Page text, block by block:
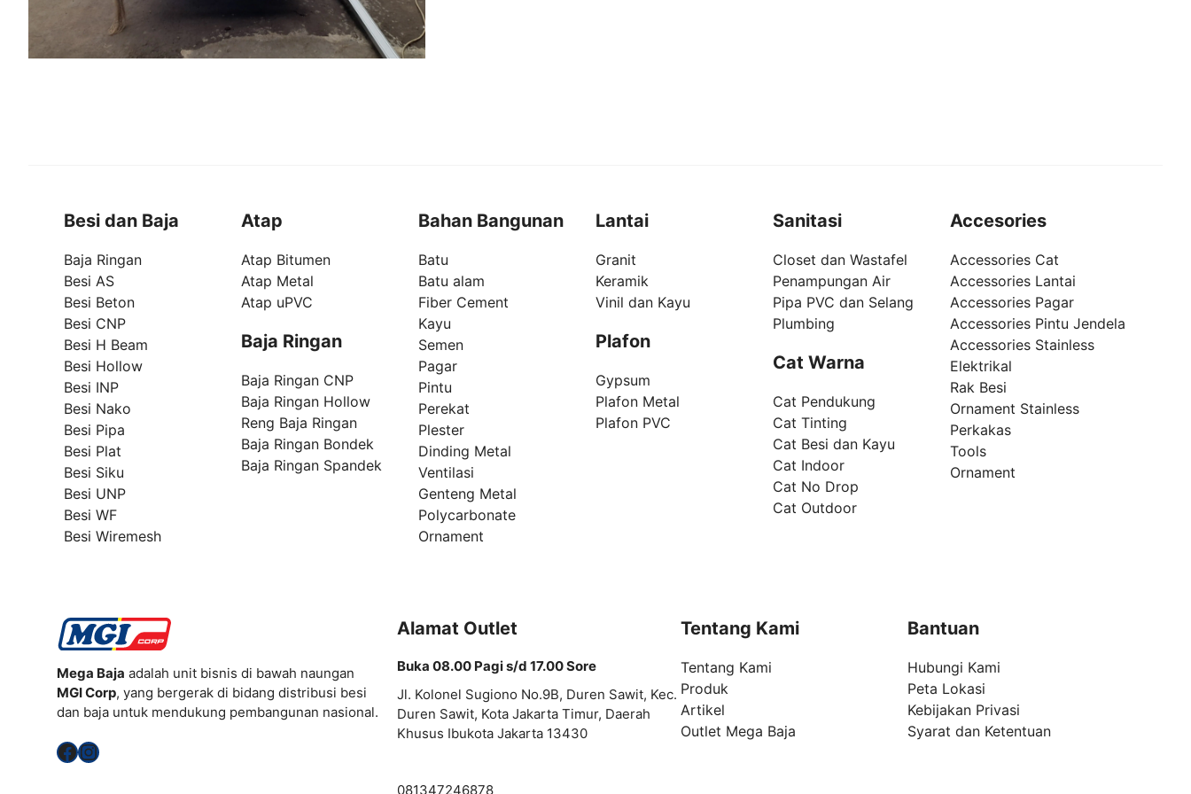
Besi dan Baja
Baja Ringan
Besi AS
Besi Beton
Besi CNP
Besi H Beam
Besi Hollow
Besi INP
Besi Nako
Besi Pipa
Besi Plat
Besi Siku
Besi UNP
Besi WF
Besi Wiremesh
Atap
Atap Bitumen
Atap Metal
Atap uPVC
Baja Ringan
Baja Ringan CNP
Baja Ringan Hollow
Reng Baja Ringan
Baja Ringan Bondek
Baja Ringan Spandek
Bahan Bangunan
Batu
Batu alam
Fiber Cement
Kayu
Semen
Pagar
Pintu
Perekat
Plester
Dinding Metal
Ventilasi
Genteng Metal
Polycarbonate
Ornament
Lantai
Granit
Keramik
Vinil dan Kayu
Plafon
Gypsum
Plafon Metal
Plafon PVC
Sanitasi
Closet dan Wastafel
Penampungan Air
Pipa PVC dan Selang
Plumbing
Cat Warna
Cat Pendukung
Cat Tinting
Cat Besi dan Kayu
Cat Indoor
Cat No Drop
Cat Outdoor
Accesories
Accessories Cat
Accessories Lantai
Accessories Pagar
Accessories Pintu Jendela
Accessories Stainless
Elektrikal
Rak Besi
Ornament Stainless
Perkakas
Tools
Ornament
Mega Baja adalah unit bisnis di bawah naungan
MGI Corp, yang bergerak di bidang distribusi besi
dan baja untuk mendukung pembangunan nasional.
Facebook
Instagram
Alamat Outlet
Buka 08.00 Pagi s/d 17.00 Sore
Jl. Kolonel Sugiono No.9B, Duren Sawit, Kec.
Duren Sawit, Kota Jakarta Timur, Daerah
Khusus Ibukota Jakarta 13430
081347246878
Tentang Kami
Tentang Kami
Produk
Artikel
Outlet Mega Baja
Bantuan
Hubungi Kami
Peta Lokasi
Kebijakan Privasi
Syarat dan Ketentuan